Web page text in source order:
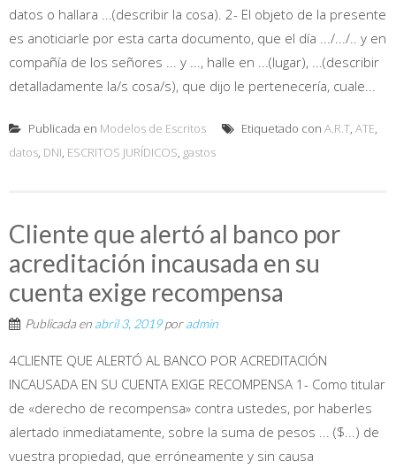
datos o hallara ...(describir la cosa). 2- El objeto de la presente
es anoticiarle por esta carta documento, que el día .../.../.. y en
compañía de los señores ... y ..., halle en ...(lugar), ...(describir
detalladamente la/s cosa/s), que dijo le pertenecería, cuale...
Publicada en Modelos de Escritos Etiquetado con A.R.T, ATE,
datos, DNI, ESCRITOS JURÍDICOS, gastos
Cliente que alertó al banco por
acreditación incausada en su
cuenta exige recompensa
Publicada en abril 3, 2019poradmin
4CLIENTE QUE ALERTÓ AL BANCO POR ACREDITACIÓN
INCAUSADA EN SU CUENTA EXIGE RECOMPENSA 1- Como titular
de «derecho de recompensa» contra ustedes, por haberles
alertado inmediatamente, sobre la suma de pesos ... ($...) de
vuestra propiedad, que erróneamente y sin causa